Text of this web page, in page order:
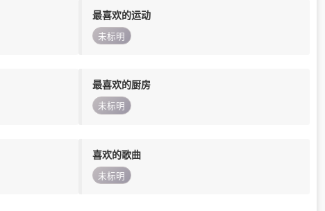
最喜欢的运动
未标明
最喜欢的厨房
未标明
喜欢的歌曲
未标明